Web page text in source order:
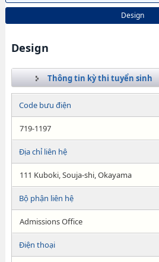
Design
Design
Thông tin kỳ thi tuyển sinh
Code bưu điện
719-1197
Địa chỉ liên hệ
111 Kuboki, Souja-shi, Okayama
Bộ phận liên hệ
Admissions Office
Điện thoại